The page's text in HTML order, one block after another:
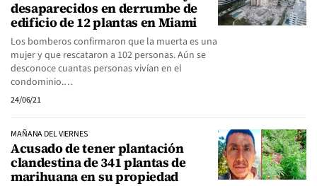
desaparecidos en derrumbe de
edificio de 12 plantas en Miami
Los bomberos confirmaron que la muerta es una
mujer y que rescataron a 102 personas. Aún se
desconoce cuantas personas vivían en el
condominio.…
24/06/21
MAÑANA DEL VIERNES
Acusado de tener plantación
clandestina de 341 plantas de
marihuana en su propiedad